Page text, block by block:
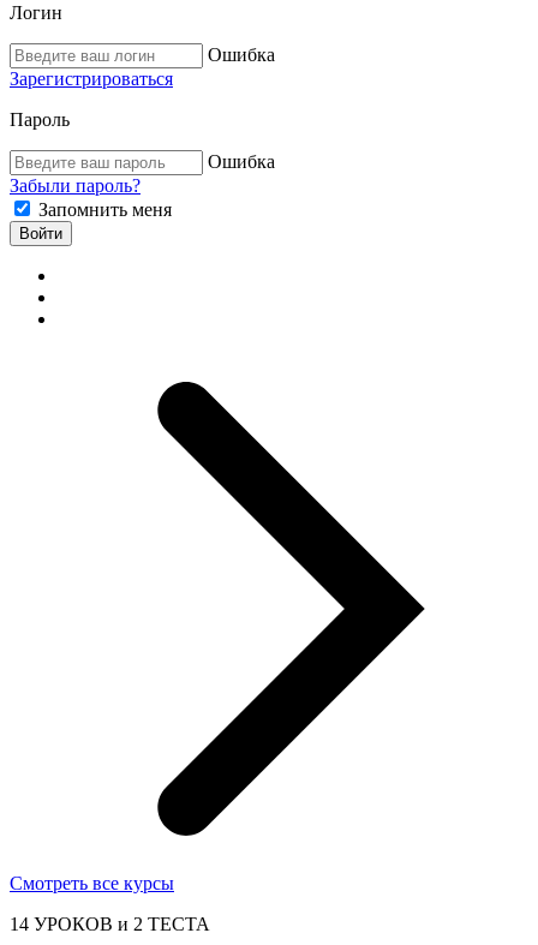
Логин
Ошибка
Зарегистрироваться
Пароль
Ошибка
Забыли пароль?
Запомнить меня
Войти
Смотреть все курсы
14 УРОКОВ и 2 ТЕСТА